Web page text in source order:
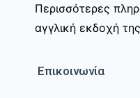
Περισσότερες
αγγλική εκδοχή
Επικοινωνία